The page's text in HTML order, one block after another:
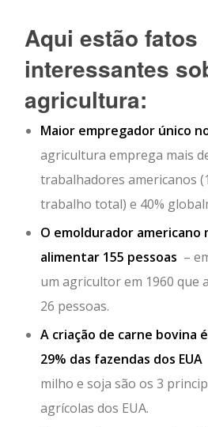
Aqui estão fatos
interessantes
agricultura:
Maior empregador único
agricultura emprega mais
trabalhadores americanos
trabalho total) e 40%
O emoldurador americano
alimentar 155 pessoas –
um agricultor em 1960 que
26 pessoas.
A criação de carne bovina
29% das fazendas dos EUA
milho e soja são os 3
agrícolas dos EUA.